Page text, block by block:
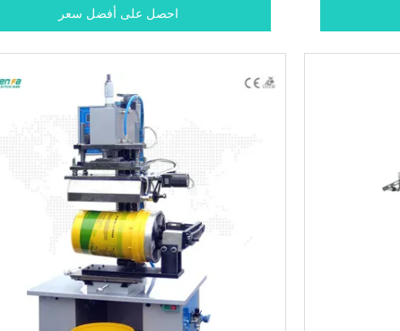
احصل على أفضل سعر